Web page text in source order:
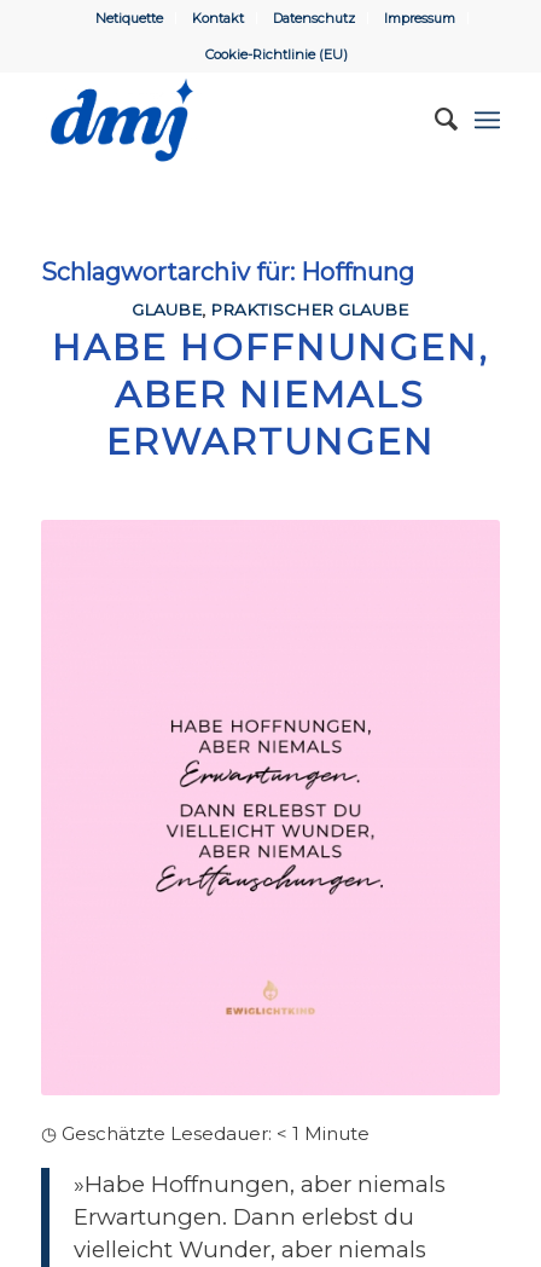
Netiquette Kontakt Datenschutz Impressum
Cookie-Richtlinie (EU)
Schlagwortarchiv für: Hoffnung
GLAUBE, PRAKTISCHER GLAUBE
HABE HOFFNUNGEN,
ABER NIEMALS
ERWARTUNGEN
◷ Geschätzte Lesedauer: < 1 Minute
»Habe Hoffnungen, aber niemals
Erwartungen. Dann erlebst du
vielleicht Wunder, aber niemals